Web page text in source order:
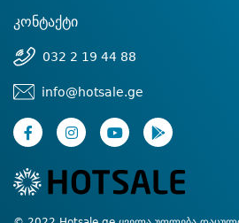
კონტაქტი
032 2 19 44 88
info@hotsale.ge